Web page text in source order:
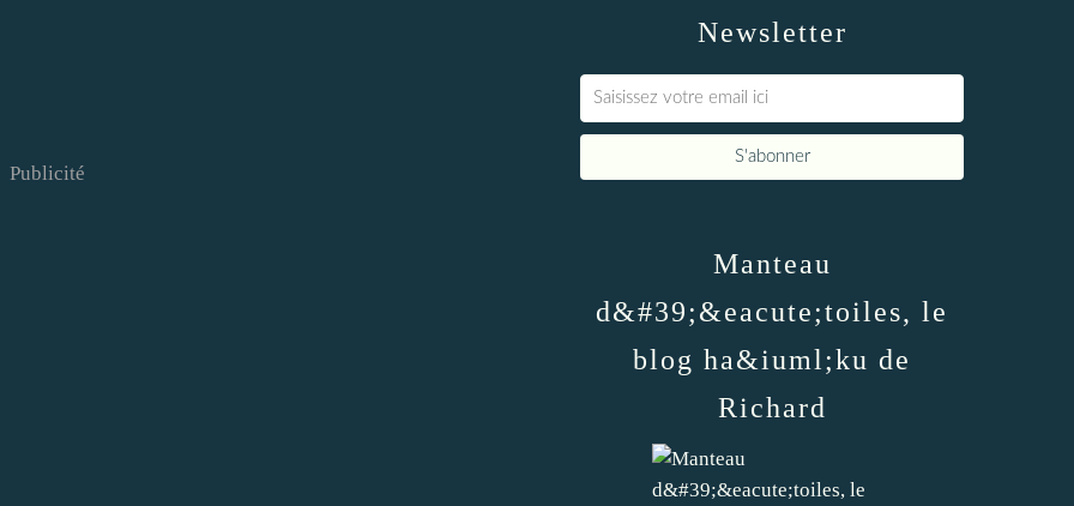
Publicité
Newsletter
Manteau
d&#39;&eacute;toiles, le
blog ha&iuml;ku de
Richard